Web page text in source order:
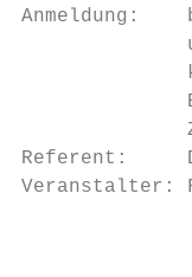
Anmeldung:
Referent:
Veranstalter: